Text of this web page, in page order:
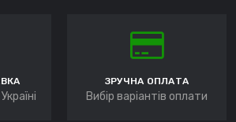
ЗРУЧНА ОПЛАТА
Вибір варіантів оплати